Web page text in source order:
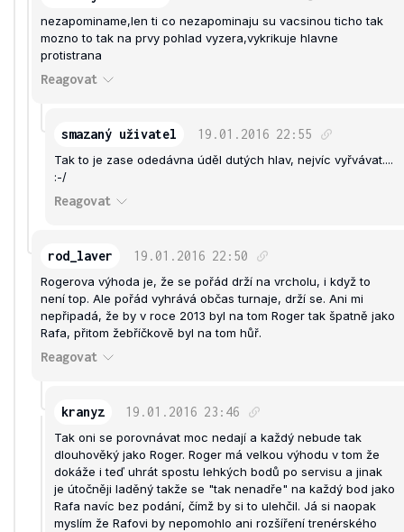
nezapominame,len ti co nezapominaju su vacsinou ticho tak
mozno to tak na prvy pohlad vyzera,vykrikuje hlavne
protistrana
Reagovat
smazaný uživatel 19.01.2016 22:55
Tak to je zase odedávna úděl dutých hlav, nejvíc vyřvávat....
:-/
Reagovat
rod_laver 19.01.2016 22:50
Rogerova výhoda je, že se pořád drží na vrcholu, i když to
není top. Ale pořád vyhrává občas turnaje, drží se. Ani mi
nepřipadá, že by v roce 2013 byl na tom Roger tak špatně jako
Rafa, přitom žebříčkově byl na tom hůř.
Reagovat
kranyz 19.01.2016 23:46
Tak oni se porovnávat moc nedají a každý nebude tak
dlouhověký jako Roger. Roger má velkou výhodu v tom že
dokáže i teď uhrát spostu lehkých bodů po servisu a jinak
je útočněji laděný takže se "tak nenadře" na každý bod jako
Rafa navíc bez podání, čímž by si to ulehčil. Já si naopak
myslím že Rafovi by nepomohlo ani rozšíření trenérského